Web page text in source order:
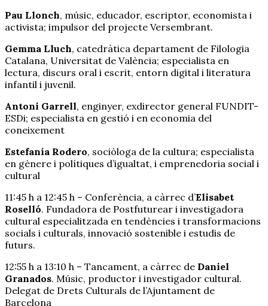
Pau Llonch, músic, educador, escriptor, economista i
activista; impulsor del projecte Versembrant.
Gemma Lluch, catedràtica departament de Filologia
Catalana, Universitat de València; especialista en
lectura, discurs oral i escrit, entorn digital i literatura
infantil i juvenil.
Antoni Garrell, enginyer, exdirector general FUNDIT-
ESDi; especialista en gestió i en economia del
coneixement
Estefanía Rodero, sociòloga de la cultura; especialista
en gènere i polítiques d’igualtat, i emprenedoria social i
cultural
11:45 h a 12:45 h – Conferència, a càrrec d’Elisabet
Roselló. Fundadora de Postfuturear i investigadora
cultural especialitzada en tendències i transformacions
socials i culturals, innovació sostenible i estudis de
futurs.
12:55 h a 13:10 h – Tancament, a càrrec de Daniel
Granados. Músic, productor i investigador cultural.
Delegat de Drets Culturals de l’Ajuntament de
Barcelona